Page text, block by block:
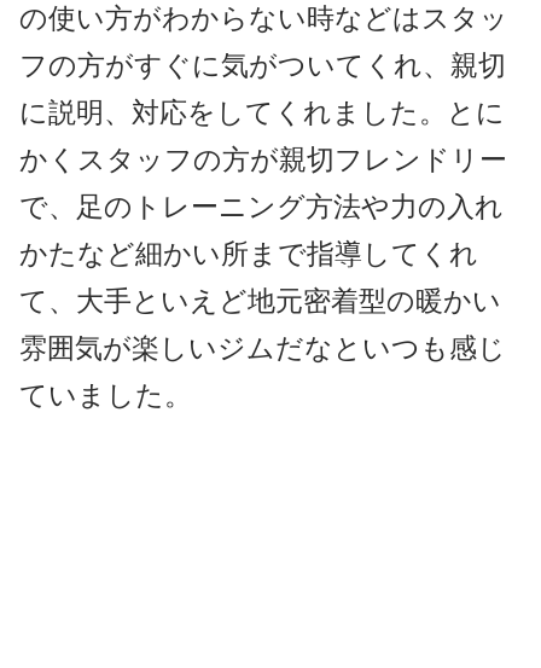
の使い方がわからない時などはスタッ
フの方がすぐに気がついてくれ、親切
に説明、対応をしてくれました。とに
かくスタッフの方が親切フレンドリー
で、足のトレーニング方法や力の入れ
かたなど細かい所まで指導してくれ
て、大手といえど地元密着型の暖かい
雰囲気が楽しいジムだなといつも感じ
ていました。